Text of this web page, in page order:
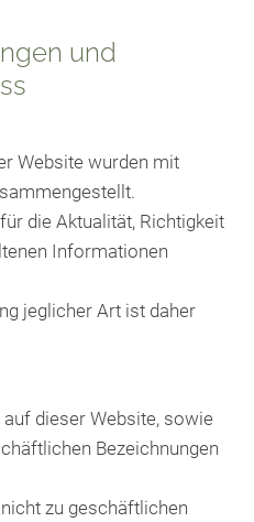
und
Website wurden mit
die Aktualität, Richtigkeit
Informationen
jeglicher Art ist daher
dieser Website, sowie
Bezeichnungen
zu geschäftlichen